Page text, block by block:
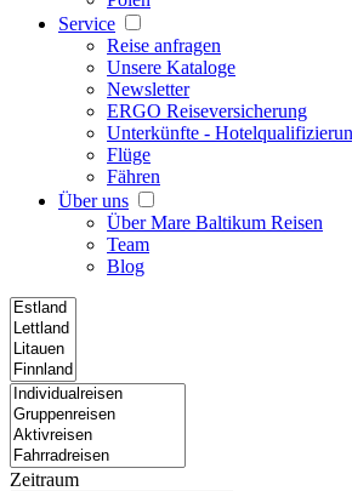
Service
Reise anfragen
Unsere Kataloge
Newsletter
ERGO Reiseversicherung
Unterkünfte -
Flüge
Fähren
Über uns
Über Mare Baltikum Reisen
Team
Blog
Zeitraum